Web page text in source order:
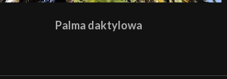
Palma daktylowa